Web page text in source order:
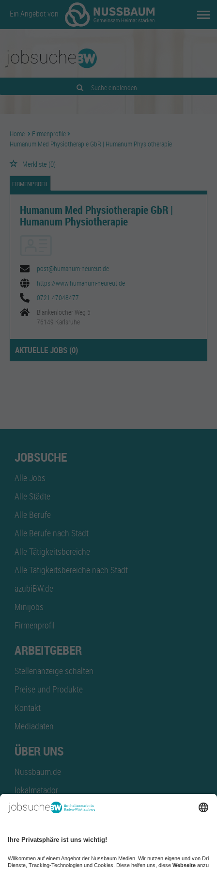
Ein Angebot von
Suche einblenden
Home
Firmenprofile
Humanum Med Physiotherapie GbR | Humanum Physiotherapie
Merkliste (0)
FIRMENPROFIL
Humanum Med Physiotherapie GbR |
Humanum Physiotherapie
post@humanum-neureut.de
https://www.humanum-neureut.de
0721 47048477
Blankenlocher Weg 5
76149 Karlsruhe
AKTUELLE JOBS (0)
JOBSUCHE
Alle Jobs
Alle Städte
Alle Berufe
Alle Berufe nach Stadt
Alle Tätigkeitsbereiche
Alle Tätigkeitsbereiche nach Stadt
azubiBW.de
Minijobs
Firmenprofil
ARBEITGEBER
Stellenanzeige schalten
Preise und Produkte
Kontakt
Mediadaten
ÜBER UNS
Nussbaum.de
lokalmatador
kaufinBW
NussbaumID
Nussbaum Medien